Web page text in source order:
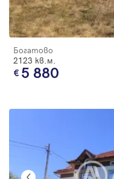
Богатово
2123 кв.м.
5 880